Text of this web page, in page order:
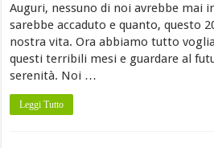
Auguri, nessuno di noi avrebbe mai
sarebbe accaduto e quanto, questo
nostra vita. Ora abbiamo tutto
questi terribili mesi e guardare al
serenità. Noi …
Leggi Tutto